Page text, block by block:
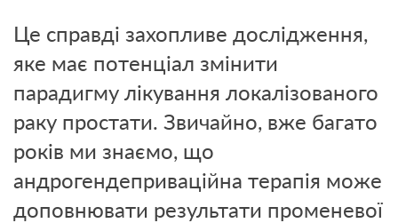
Це справді захопливе дослідження,
яке має потенціал змінити
парадигму лікування локалізованого
раку простати. Звичайно, вже багато
років ми знаємо, що
андрогендеприваційна терапія може
доповнювати результати променевої